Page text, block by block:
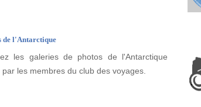
de l'Antarctique
les galeries de photos de l'Antarctique
par les membres du club des voyages.